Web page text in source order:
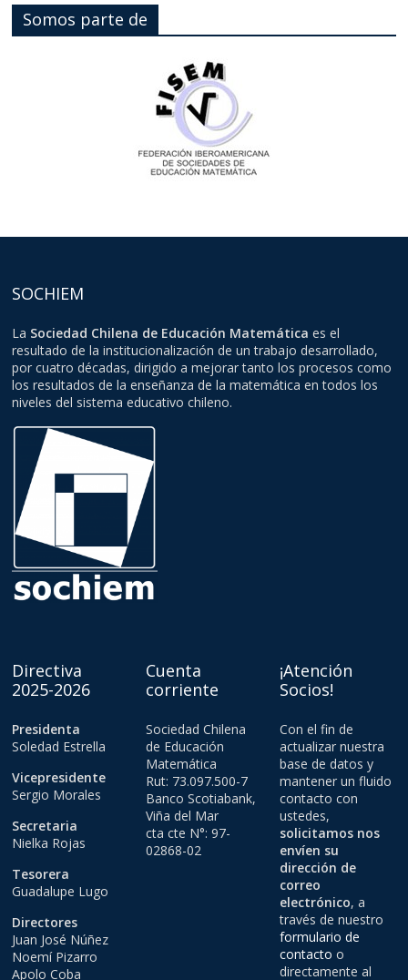
Somos parte de
SOCHIEM
La Sociedad Chilena de Educación Matemática es el
resultado de la institucionalización de un trabajo desarrollado,
por cuatro décadas, dirigido a mejorar tanto los procesos como
los resultados de la enseñanza de la matemática en todos los
niveles del sistema educativo chileno.
Directiva
2025-2026
Presidenta
Soledad Estrella
Vicepresidente
Sergio Morales
Secretaria
Nielka Rojas
Tesorera
Guadalupe Lugo
Directores
Juan José Núñez
Noemí Pizarro
Apolo Coba
Cuenta
corriente
Sociedad Chilena
de Educación
Matemática
Rut: 73.097.500-7
Banco Scotiabank,
Viña del Mar
cta cte N°: 97-
02868-02
¡Atención
Socios!
Con el fin de
actualizar nuestra
base de datos y
mantener un fluido
contacto con
ustedes,
solicitamos nos
envíen su
dirección de
correo
electrónico, a
través de nuestro
formulario de
contacto o
directamente al